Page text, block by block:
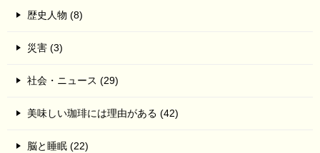
歴史人物 (8)
災害 (3)
社会・ニュース (29)
美味しい珈琲には理由がある (42)
脳と睡眠 (22)